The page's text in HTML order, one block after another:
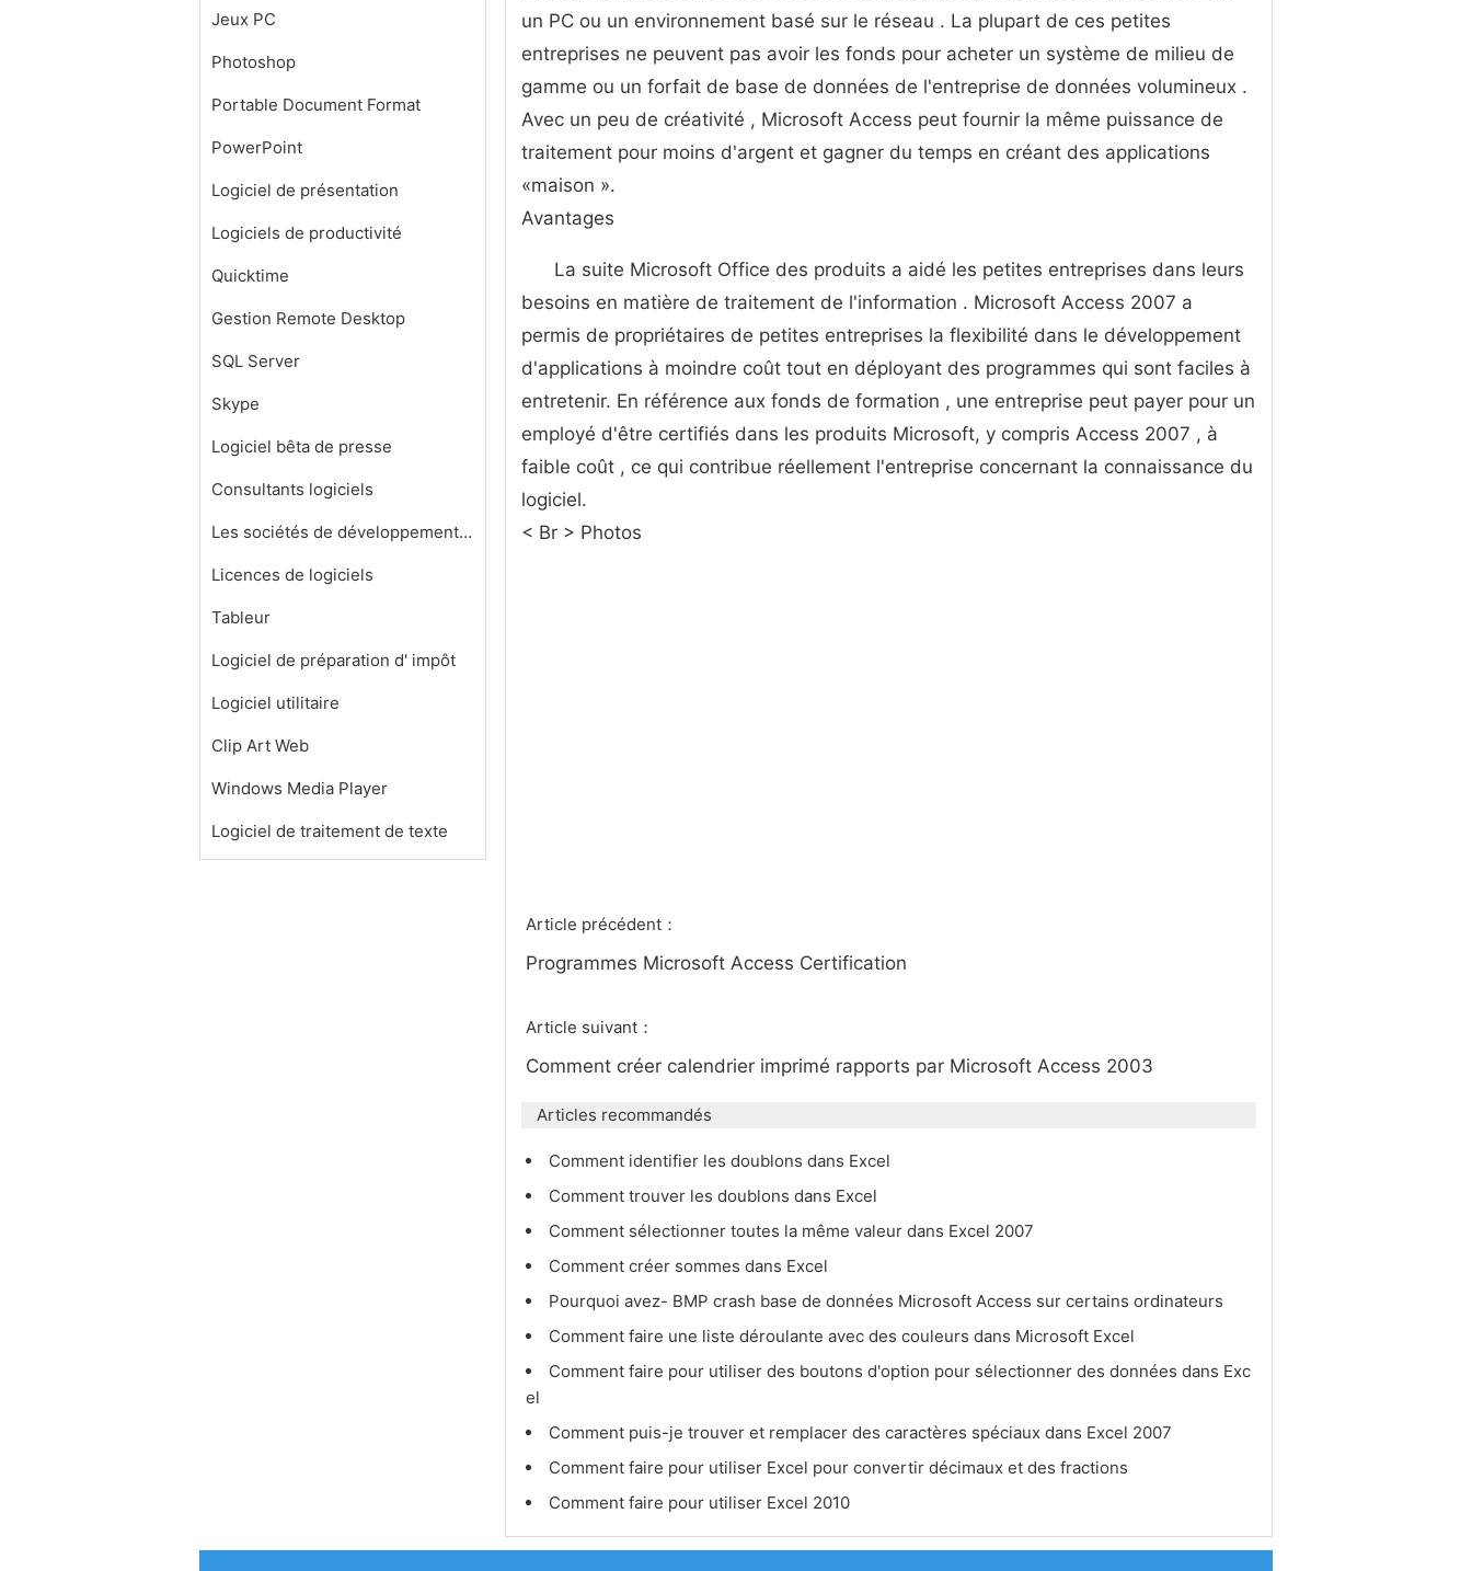
Jeux PC
Photoshop
Portable Document Format
PowerPoint
Logiciel de présentation
Logiciels de productivité
Quicktime
Gestion Remote Desktop
SQL Server
Skype
Logiciel bêta de presse
Consultants logiciels
Les sociétés de développement de logiciels
Licences de logiciels
Tableur
Logiciel de préparation d' impôt
Logiciel utilitaire
Clip Art Web
Windows Media Player
Logiciel de traitement de texte
un PC ou un environnement basé sur le réseau . La plupart de ces petites
entreprises ne peuvent pas avoir les fonds pour acheter un système de milieu de
gamme ou un forfait de base de données de l'entreprise de données volumineux .
Avec un peu de créativité , Microsoft Access peut fournir la même puissance de
traitement pour moins d'argent et gagner du temps en créant des applications
«maison ».
Avantages
La suite Microsoft Office des produits a aidé les petites entreprises dans leurs
besoins en matière de traitement de l'information . Microsoft Access 2007 a ​​
permis de propriétaires de petites entreprises la flexibilité dans le développement
d'applications à moindre coût tout en déployant des programmes qui sont faciles à
entretenir. En référence aux fonds de formation , une entreprise peut payer pour un
employé d'être certifiés dans les produits Microsoft, y compris Access 2007 , à
faible coût , ce qui contribue réellement l'entreprise concernant la connaissance du
logiciel.
< Br > Photos
Article précédent：
Programmes Microsoft Access Certification
Article suivant：
Comment créer calendrier imprimé rapports par Microsoft Access 2003
Articles recommandés
Comment identifier les doublons dans Excel
Comment trouver les doublons dans Excel
Comment sélectionner toutes la même valeur dans Excel 2007
Comment créer sommes dans Excel
Pourquoi avez- BMP crash base de données Microsoft Access sur certains ordinateurs
Comment faire une liste déroulante avec des couleurs dans Microsoft Excel
Comment faire pour utiliser des boutons d'option pour sélectionner des données dans Exc
el
Comment puis-je trouver et remplacer des caractères spéciaux dans Excel 2007
Comment faire pour utiliser Excel pour convertir décimaux et des fractions
Comment faire pour utiliser Excel 2010